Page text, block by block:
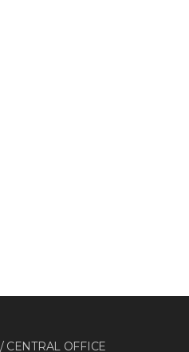
CENTRAL OFFICE